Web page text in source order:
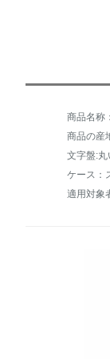
商品名称
商品の産
文字盤:丸
ケース：
適用対象